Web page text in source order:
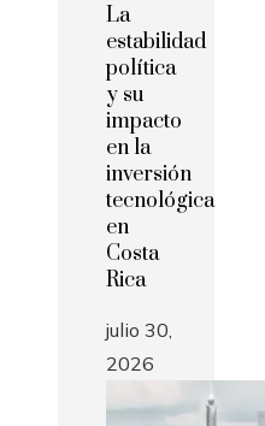
La
estabilidad
política
y su
impacto
en la
inversión
tecnológica
en
Costa
Rica
julio 30,
2026